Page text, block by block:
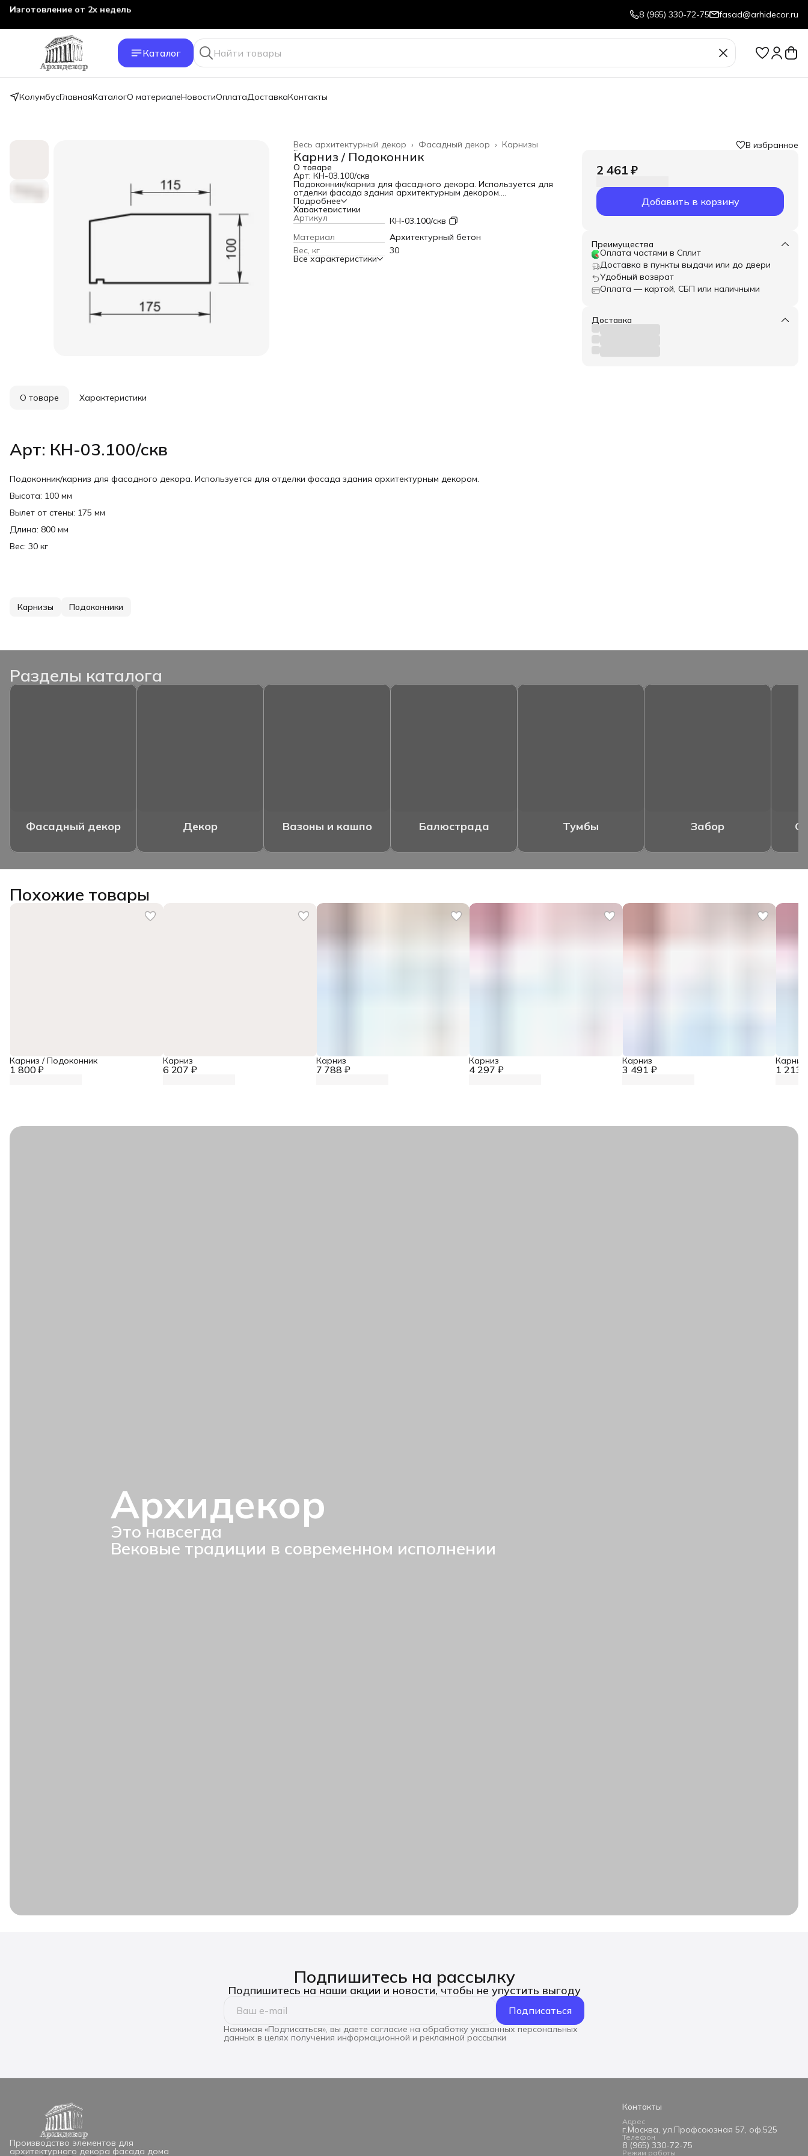
Изготовление от 2х недель 8 (965) 330-72-75 fasad@arhidecor.ru
Каталог
КолумбусГлавнаяКаталогО материалеНовостиОплатаДоставкаКонтакты
Карнизы
Фасадный декор ›
Весь архитектурный декор ›
Главная ›
Карниз / Подоконник
О товаре
Арт: КН-03.100/скв
Подоконник/карниз для фасадного декора. Используется для
отделки фасада здания архитектурным декором.
Высота: 100 мм
Вылет от стены: 175 мм
Длина: 800 мм
Вес: 30 кг
Подробнее
Характеристики
Артикул
КН-03.100/скв
Материал
Архитектурный бетон
Вес, кг
30
Все характеристики
В избранное
2 461 ₽
Добавить в корзину
Преимущества
Оплата частями в Сплит
Доставка в пункты выдачи или до двери
Удобный возврат
Оплата — картой, СБП или наличными
Доставка
О товаре Характеристики
Арт: КН-03.100/скв
Подоконник/карниз для фасадного декора. Используется для отделки фасада здания архитектурным декором.
Высота: 100 мм
Вылет от стены: 175 мм
Длина: 800 мм
Вес: 30 кг
Карнизы Подоконники
Разделы каталога
Фасадный декор Декор Вазоны и кашпо Балюстрада Тумбы Забор
Похожие товары
1 800 ₽
Карниз / Подоконник
6 207 ₽
Карниз
7 788 ₽
Карниз
4 297 ₽
Карниз
3 491 ₽
Карниз
1 213
Карниз
Архидекор
Это навсегда
Вековые традиции в современном исполнении
Подпишитесь на рассылку
Подпишитесь на наши акции и новости, чтобы не упустить выгоду
Подписаться
Нажимая «Подписаться», вы даете согласие на обработку указанных персональных
данных в целях получения информационной и рекламной рассылки
Производство элементов для
архитектурного декора фасада дома
Контакты
Адрес
г.Москва, ул.Профсоюзная 57, оф.525
Телефон
8 (965) 330-72-75
Режим работы